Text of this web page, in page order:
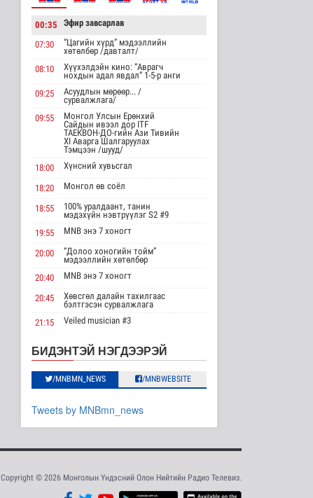
16 цаг 16 минутын өмнө
баатарлаг тууль" эрдэм
шин..
Танин мэдэхүй
16 цаг 28 минутын өмнө
МҮОНРТ-ийн Үндэсний
зөвлөлийн даргаар
Н.Монсор д..
Нийгэм
17 цаг 32 минутын өмнө
АНУ полисиликон
бүтээгдэхүүнд 15
Дэлхийд
17 цаг 37 минутын өмнө
Торгоны замын цуваа
6000 гаруй километр
зам туул..
Байгаль орчин
17 цаг 40 минутын өмнө
“Турбингенерат..
17 цаг 55 минутын өмнө
зөвлөлдөх хэлэлцүүлэг
17 цаг 57 минутын өмнө
“Нүүрс-пиролизын
00:35 Эфир завсарлав
07:30
“Цагийн хүрд” мэдээллийн
хөтөлбөр /давталт/
08:10
Хүүхэлдэйн кино: “Аврагч
нохдын адал явдал” 1-5-р анги
09:25
Асуудлын мөрөөр... /
сурвалжлага/
09:55
Монгол Улсын Ерөнхий
Сайдын ивээл дор ITF
ТАЕКВОН-ДО-гийн Ази Тивийн
XI Аварга Шалгаруулах
Тэмцээн /шууд/
18:00
Хүнсний хувьсгал
18:20 Монгол өв соёл
18:55
100% уралдаант, танин
мэдэхүйн нэвтрүүлэг S2 #9
19:55
MNB энэ 7 хоногт
20:00
“Долоо хоногийн тойм”
мэдээллийн хөтөлбөр
20:40
MNB энэ 7 хоногт
20:45
Хөвсгөл далайн тахилгаас
бэлтгэсэн сурвалжлага
21:15
Veiled musician #3
23:35
“Гэрэлтэй цонх” үдшийн
хөтөлбөр
БИДЭНТЭЙ НЭГДЭЭРЭЙ
/MNBMN_NEWS /MNBWEBSITE
Tweets by MNBmn_news
Copyright © 2026 Монголын Үндэсний Олон Нийтийн Радио Телевиз.